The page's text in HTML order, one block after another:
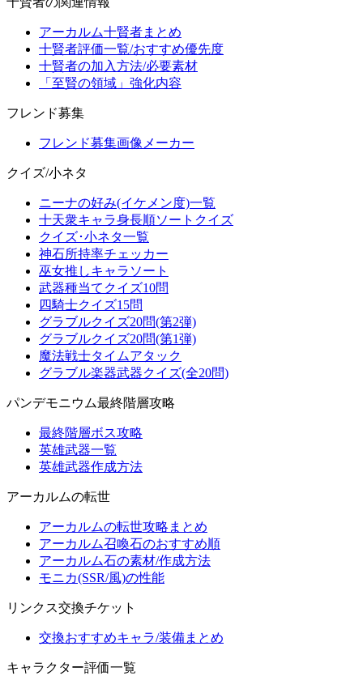
アーカルム十賢者まとめ
十賢者評価一覧/おすすめ優先度
十賢者の加入方法/必要素材
「至賢の領域」強化内容
フレンド募集
フレンド募集画像メーカー
クイズ/小ネタ
ニーナの好み(イケメン度)一覧
十天衆キャラ身長順ソートクイズ
クイズ･小ネタ一覧
神石所持率チェッカー
巫女推しキャラソート
武器種当てクイズ10問
四騎士クイズ15問
グラブルクイズ20問(第2弾)
グラブルクイズ20問(第1弾)
魔法戦士タイムアタック
グラブル楽器武器クイズ(全20問)
パンデモニウム最終階層攻略
最終階層ボス攻略
英雄武器一覧
英雄武器作成方法
アーカルムの転世
アーカルムの転世攻略まとめ
アーカルム召喚石のおすすめ順
アーカルム石の素材/作成方法
モニカ(SSR/風)の性能
リンクス交換チケット
交換おすすめキャラ/装備まとめ
キャラクター評価一覧